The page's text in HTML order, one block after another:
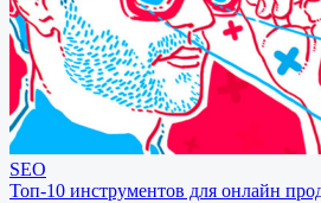
SEO
Топ-10 инструментов для онлайн